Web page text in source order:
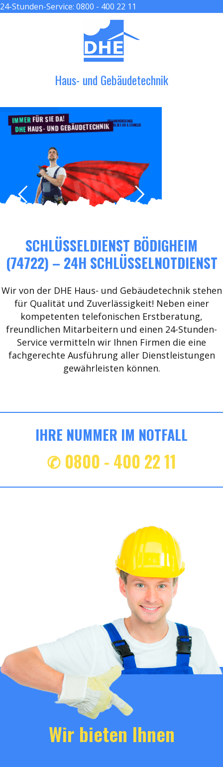
24-Stunden-Service: 0800 - 400 22 11
Haus- und Gebäudetechnik
IMMERFÜR SIE DA!
DHEHAUS- UND GEBÄUDETECHNIK
DER HANDWERKER ENGEL
GRÖßER, BESSER & SCHNELLER
SCHLÜSSELDIENST BÖDIGHEIM
(74722) – 24H SCHLÜSSELNOTDIENST
Wir von der DHE Haus- und Gebäudetechnik stehen
für Qualität und Zuverlässigkeit! Neben einer
kompetenten telefonischen Erstberatung,
freundlichen Mitarbeitern und einen 24-Stunden-
Service vermitteln wir Ihnen Firmen die eine
fachgerechte Ausführung aller Dienstleistungen
gewährleisten können.
IHRE NUMMER IM NOTFALL
✆ 0800 - 400 22 11
Wir bieten Ihnen